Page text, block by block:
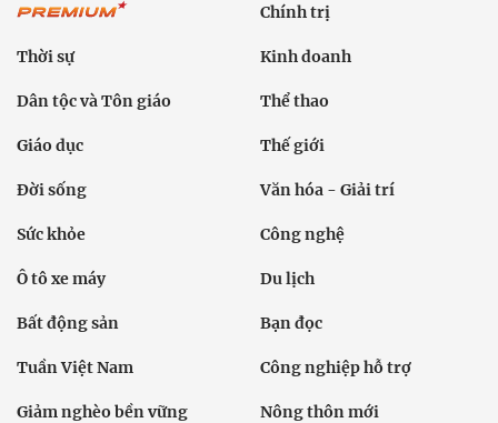
Chính trị
Thời sự Kinh doanh
Dân tộc và Tôn giáo Thể thao
Giáo dục Thế giới
Đời sống Văn hóa - Giải trí
Sức khỏe Công nghệ
Ô tô xe máy Du lịch
Bất động sản Bạn đọc
Tuần Việt Nam Công nghiệp hỗ trợ
Giảm nghèo bền vững Nông thôn mới